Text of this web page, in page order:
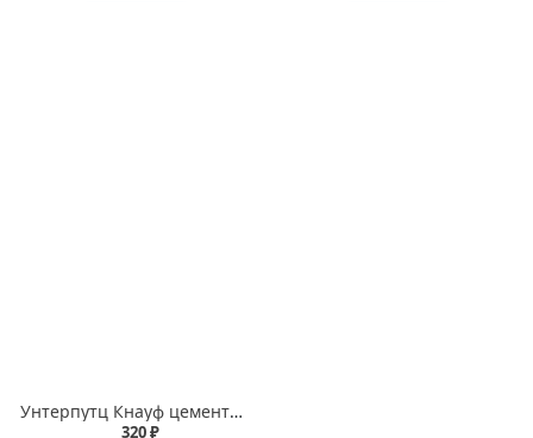
Унтерпутц Кнауф цементная штукатурка 25кг
320 ₽